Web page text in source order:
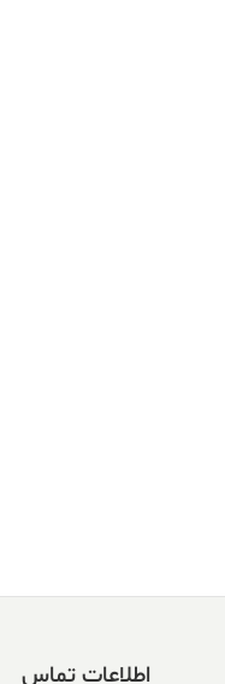
اطلاعات تماس